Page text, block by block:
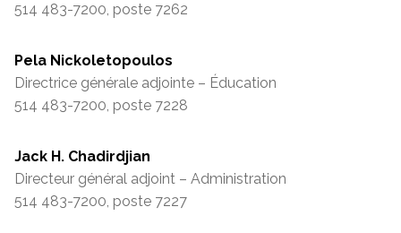
514 483-7200, poste 7262
Pela Nickoletopoulos
Directrice générale adjointe – Éducation
514 483-7200, poste 7228
Jack H. Chadirdjian
Directeur général adjoint – Administration
514 483-7200, poste 7227